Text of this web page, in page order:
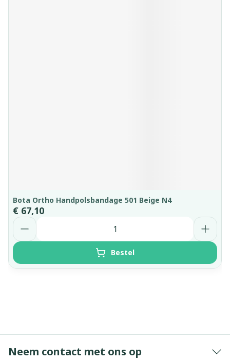
Bota Ortho Handpolsbandage 501 Beige N4
€ 67,10
Aantal
Bestel
Neem contact met ons op